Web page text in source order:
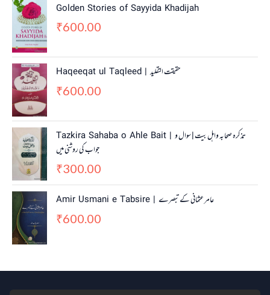
Golden Stories of Sayyida Khadijah
₹600.00
Haqeeqat ul Taqleed | حقیقت التقلید
₹600.00
Tazkira Sahaba o Ahle Bait | تذکرہ صحابہ واہل بیت | سوال و
جواب کی روشنی میں
₹300.00
Amir Usmani e Tabsire | عامر عثمانی کے تبصرے
₹600.00